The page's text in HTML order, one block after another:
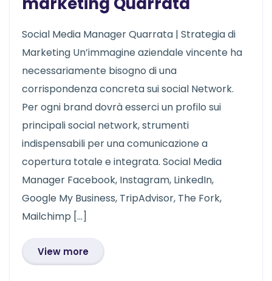
Social Media Manager Quarrata | Strategia di
Marketing Un’immagine aziendale vincente ha
necessariamente bisogno di una
corrispondenza concreta sui social Network.
Per ogni brand dovrà esserci un profilo sui
principali social network, strumenti
indispensabili per una comunicazione a
copertura totale e integrata. Social Media
Manager Facebook, Instagram, LinkedIn,
Google My Business, TripAdvisor, The Fork,
Mailchimp […]
View more